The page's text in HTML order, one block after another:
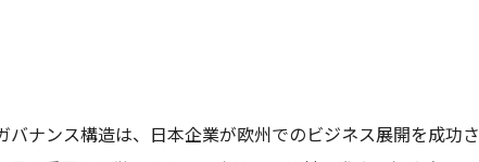
ナンス構造は、日本企業が欧州でのビジネス展開を成功さ